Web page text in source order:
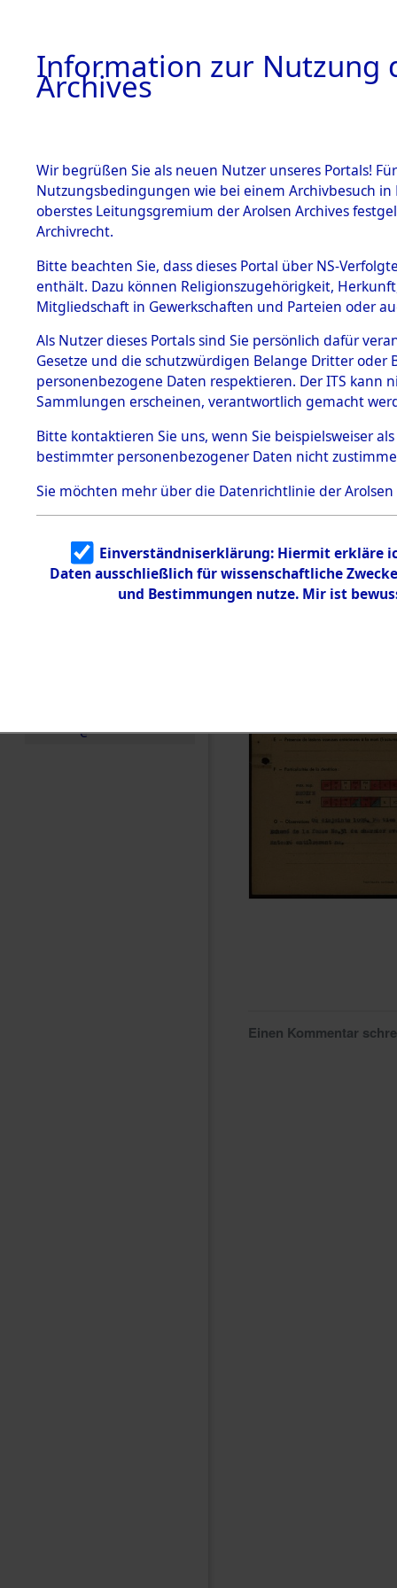
BESTÄNDE
1.
mente
5. Verschiedenes
5.3
Todesmärsche
5.3.1 Alliierte
Erhebungen
zu
Todesmärsch
en
5.3.2
Identifizierun
g
5.3.3
Todesmärsch
e
Einen Kommentar
Information zur Nutzung
Archives
Wir begrüßen Sie als neuen Nutzer unseres Portals!
Nutzungsbedingungen wie bei einem Archivbesuch
oberstes Leitungsgremium der Arolsen Archives
Archivrecht.
Bitte beachten Sie, dass dieses Portal über NS-
enthält. Dazu können Religionszugehörigkeit,
Mitgliedschaft in Gewerkschaften und Parteien oder
Als Nutzer dieses Portals sind Sie persönlich dafür
Gesetze und die schutzwürdigen Belange Dritter
personenbezogene Daten respektieren. Der ITS
Sammlungen erscheinen, verantwortlich gemacht
Bitte kontaktieren Sie uns, wenn Sie beispielsweiser
bestimmter personenbezogener Daten nicht
Sie möchten mehr über die Datenrichtlinie der Arolsen
Einverständniserklärung: Hiermit erkläre
Daten ausschließlich für wissenschaftliche
und Bestimmungen nutze. Mir ist